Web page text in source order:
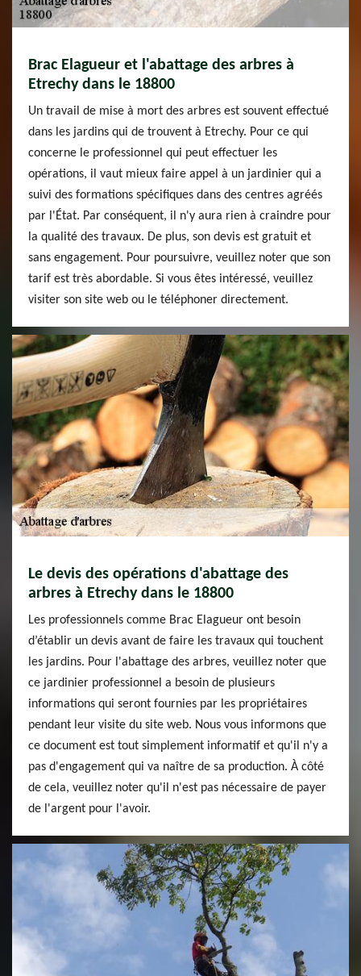
Brac Elagueur et l'abattage des arbres à
Etrechy dans le 18800
Un travail de mise à mort des arbres est souvent effectué
dans les jardins qui de trouvent à Etrechy. Pour ce qui
concerne le professionnel qui peut effectuer les
opérations, il vaut mieux faire appel à un jardinier qui a
suivi des formations spécifiques dans des centres agréés
par l'État. Par conséquent, il n'y aura rien à craindre pour
la qualité des travaux. De plus, son devis est gratuit et
sans engagement. Pour poursuivre, veuillez noter que son
tarif est très abordable. Si vous êtes intéressé, veuillez
visiter son site web ou le téléphoner directement.
Le devis des opérations d'abattage des
arbres à Etrechy dans le 18800
Les professionnels comme Brac Elagueur ont besoin
d’établir un devis avant de faire les travaux qui touchent
les jardins. Pour l'abattage des arbres, veuillez noter que
ce jardinier professionnel a besoin de plusieurs
informations qui seront fournies par les propriétaires
pendant leur visite du site web. Nous vous informons que
ce document est tout simplement informatif et qu'il n'y a
pas d'engagement qui va naître de sa production. À côté
de cela, veuillez noter qu'il n'est pas nécessaire de payer
de l'argent pour l'avoir.